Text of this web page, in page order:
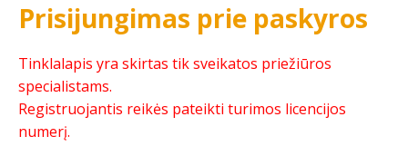
Prisijungimas prie paskyros
Tinklalapis yra skirtas tik sveikatos priežiūros
specialistams.
Registruojantis reikės pateikti turimos licencijos
numerį.